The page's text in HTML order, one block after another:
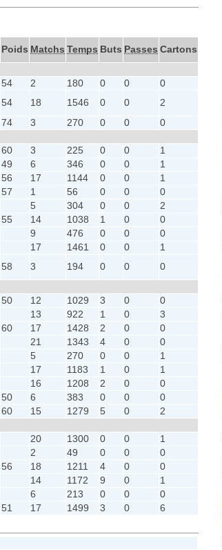
Poids Matchs Temps Buts Passes Cartons
54 2 180 0 0
0
54 18 1546 0 0
2
74 3 270 0 0
0
60 3 225 0 0
1
49 6 346 0 0
1
56 17 1144 0 0
1
57 1 56 0 0
0
5 304 0 0
2
55 14 1038 1 0
0
9 476 0 0
0
17 1461 0 0
1
58 3 194 0 0
0
50 12 1029 3 0
0
13 922 1 0
3
60 17 1428 2 0
0
21 1343 4 0
0
5 270 0 0
1
17 1183 1 0
1
16 1208 2 0
0
50 6 383 0 0
0
60 15 1279 5 0
2
20 1300 0 0
1
2 49 0 0
0
56 18 1211 4 0
0
14 1172 9 0
1
6 213 0 0
0
51 17 1499 3 0 6